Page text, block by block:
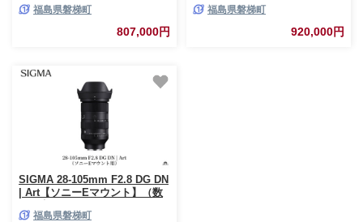
福島県磐梯町
807,000円
福島県磐梯町
920,000円
SIGMA 28-105mm F2.8 DG DN
| Art【ソニーEマウント】（数
福島県磐梯町